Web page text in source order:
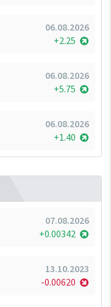
06.08.2026
+2.25
06.08.2026
+5.75
06.08.2026
+1.40
07.08.2026
+0.00342
13.10.2023
-0.00620